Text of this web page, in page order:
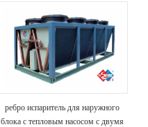
ребро испаритель для наружного
блока с тепловым насосом с двумя